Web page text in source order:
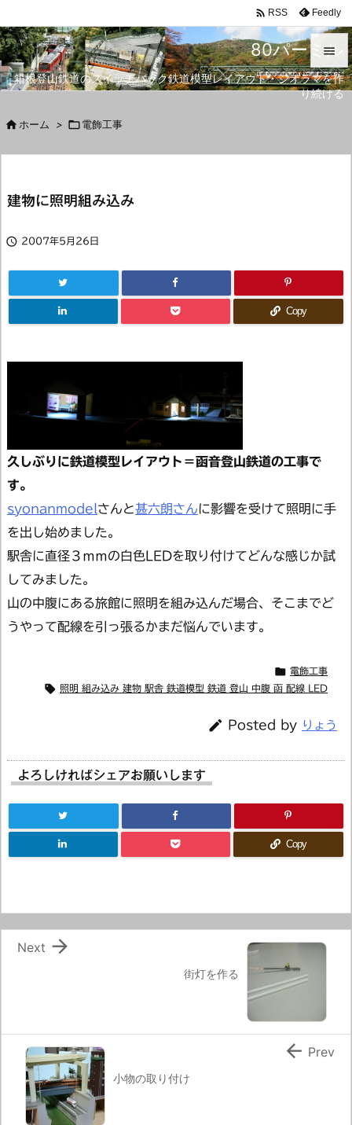
80パーミル
箱根登山鉄道のスイッチバック鉄道模型レイアウト・ジオラマを作
り続ける


メニュ
 RSS Feedly
 ホーム > 電飾工事
建物に照明組み込み
 2007年5月26日
Copy
久しぶりに鉄道模型レイアウト＝函音登山鉄道の工事で
す。
syonanmodel さんと甚六朗さんに影響を受けて照明に手
を出し始めました。
駅舎に直径３ｍｍの白色LEDを取り付けてどんな感じか試
してみました。
山の中腹にある旅館に照明を組み込んだ場合、そこまでど
うやって配線を引っ張るかまだ悩んでいます。
 電飾工事
 照明 組み込み 建物 駅舎 鉄道模型 鉄道 登山 中腹 函 配線 LED
 Posted by りょう
よろしければシェアお願いします
Copy
街灯を作る

Next
小物の取り付け
 Prev